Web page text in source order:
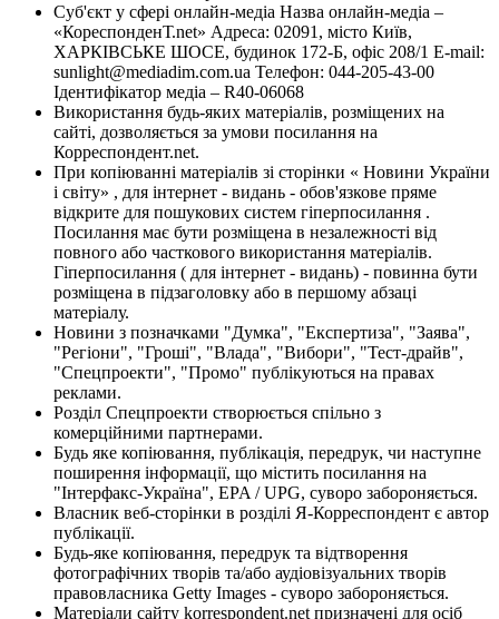
Суб'єкт у сфері онлайн-медіа Назва онлайн-медіа –
«КореспонденТ.net» Адреса: 02091, місто Київ,
ХАРКІВСЬКЕ ШОСЕ, будинок 172-Б, офіс 208/1 E-mail:
sunlight@mediadim.com.ua Телефон: 044-205-43-00
Ідентифікатор медіа – R40-06068
Використання будь-яких матеріалів, розміщених на
сайті, дозволяється за умови посилання на
Корреспондент.net.
При копіюванні матеріалів зі сторінки « Новини України
і світу» , для інтернет - видань - обов'язкове пряме
відкрите для пошукових систем гіперпосилання .
Посилання має бути розміщена в незалежності від
повного або часткового використання матеріалів.
Гіперпосилання ( для інтернет - видань) - повинна бути
розміщена в підзаголовку або в першому абзаці
матеріалу.
Новини з позначками "Думка", "Експертиза", "Заява",
"Регіони", "Гроші", "Влада", "Вибори", "Тест-драйв",
"Спецпроекти", "Промо" публікуються на правах
реклами.
Розділ Спецпроекти створюється спільно з
комерційними партнерами.
Будь яке копіювання, публікація, передрук, чи наступне
поширення інформації, що містить посилання на
"Інтерфакс-Україна", EPA / UPG, суворо забороняється.
Власник веб-сторінки в розділі Я-Корреспондент є автор
публікації.
Будь-яке копіювання, передрук та відтворення
фотографічних творів та/або аудіовізуальних творів
правовласника Getty Images - суворо забороняється.
Матеріали сайту korrespondent.net призначені для осіб